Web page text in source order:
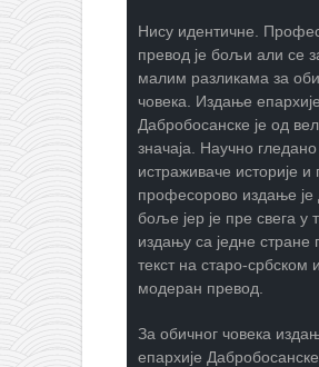
Нису идентичне.
превод је бољи али се
малим разликама за
човека. Издање епархије
Дабробосанске је од
значаја. Научно гледано
истраживаче историје и
професорово издање је
боље јер је пре свега у
издању са једне стране
текст на старо-србском и
модеран превод.
За обичног човека
епархије Дабробосанске